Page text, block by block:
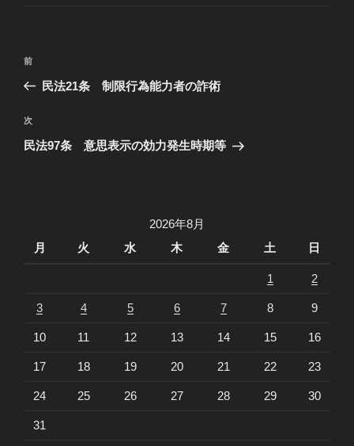
投
ビ
ゲ
過
去
投
稿
前
民法21条 制限行為能力者の詐術
次
の
次
民法97条 意思表示の効力発生時期等
2026年8月
月
火 水 木 金 土 日
1 2
3 4 5 6 7 8 9
10 11 12 13 14 15 16
17 18 19 20 21 22 23
24 25 26 27 28 29 30
31